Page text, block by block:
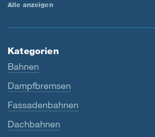
Alle anzeigen
Kategorien
Bahnen
Dampfbremsen
Fassadenbahnen
Dachbahnen